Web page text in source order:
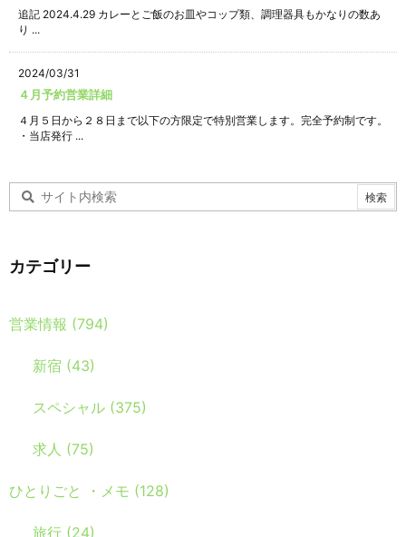
追記 2024.4.29 カレーとご飯のお皿やコップ類、調理器具もかなりの数あ
り ...
2024/03/31
４月予約営業詳細
４月５日から２８日まで以下の方限定で特別営業します。完全予約制です。
・当店発行 ...
カテゴリー
営業情報 (794)
新宿 (43)
スペシャル (375)
求人 (75)
ひとりごと ・メモ (128)
旅行 (24)